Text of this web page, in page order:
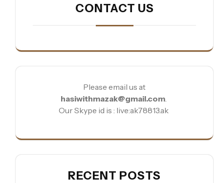
CONTACT US
Please email us at
hasiwithmazak@gmail.com
Our Skype id is : live:ak78813.ak
RECENT POSTS